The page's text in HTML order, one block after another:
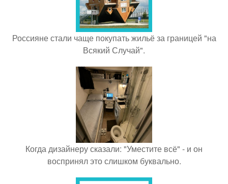
Россияне стали чаще покупать жильё за границей "на
Всякий Случай".
Когда дизайнеру сказали: "Уместите всё" - и он
воспринял это слишком буквально.